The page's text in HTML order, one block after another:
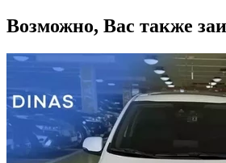
Возможно, Вас также